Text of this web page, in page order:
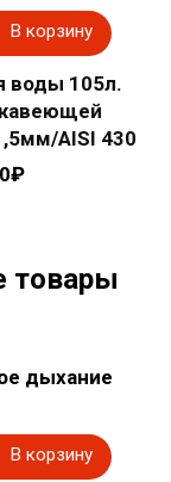
В корзину
воды 105л.
AISI 430
₽
товары
В корзину